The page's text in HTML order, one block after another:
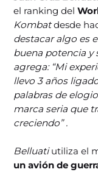
el ranking del
Kombatdesde
destacar algo es
buena potencia y
agrega: “Mi
llevo 3 años
palabras de
marca seria que
creciendo” .
Belluatiutiliza el
un avión de